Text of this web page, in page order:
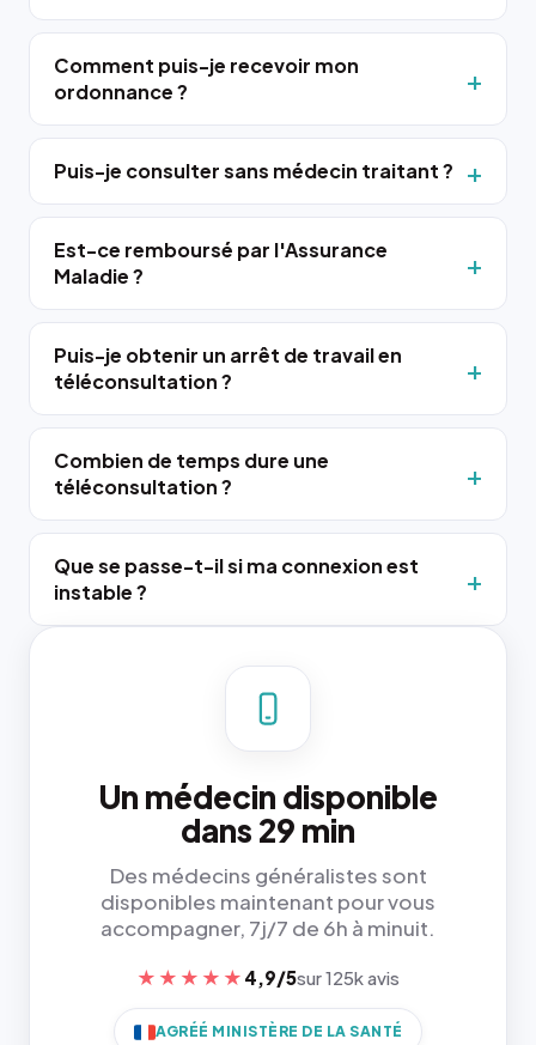
Comment puis-je recevoir mon
ordonnance ?
Puis-je consulter sans médecin traitant ?
Est-ce remboursé par l'Assurance
Maladie ?
Puis-je obtenir un arrêt de travail en
téléconsultation ?
Combien de temps dure une
téléconsultation ?
Que se passe-t-il si ma connexion est
instable ?
Un médecin disponible
dans 29 min
Des médecins généralistes sont
disponibles maintenant pour vous
accompagner, 7j/7 de 6h à minuit.
★★★★★ 4,9/5sur 125k avis
AGRÉÉ MINISTÈRE DE LA SANTÉ